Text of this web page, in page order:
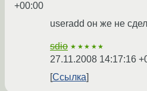
+00:00
useradd он же не
sdio ★★★★★
27.11.2008 14:17:16
Ссылка